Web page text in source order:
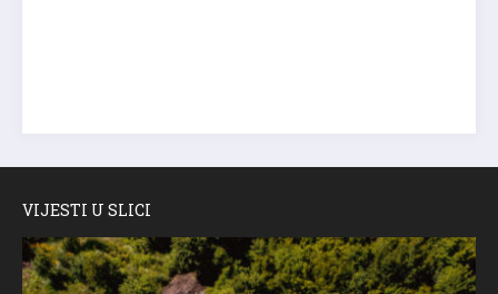
VIJESTI U SLICI